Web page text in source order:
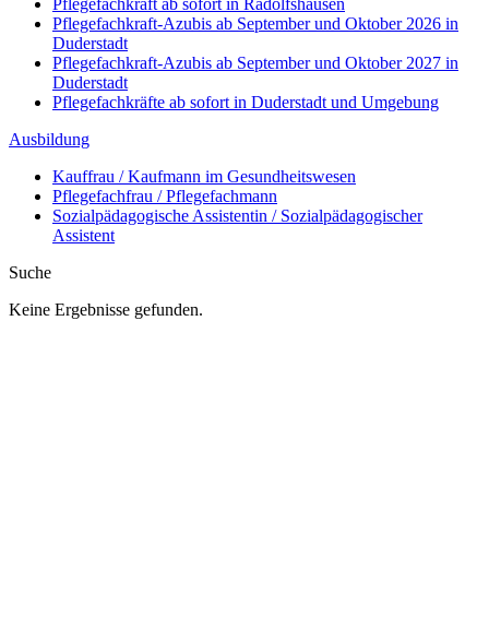
Pflegefachkraft ab sofort in Radolfshausen
Pflegefachkraft-Azubis ab September und Oktober 2026 in
Duderstadt
Pflegefachkraft-Azubis ab September und Oktober 2027 in
Duderstadt
Pflegefachkräfte ab sofort in Duderstadt und Umgebung
Ausbildung
Kauffrau / Kaufmann im Gesundheitswesen
Pflegefachfrau / Pflegefachmann
Sozialpädagogische Assistentin / Sozialpädagogischer
Assistent
Suche
Keine Ergebnisse gefunden.